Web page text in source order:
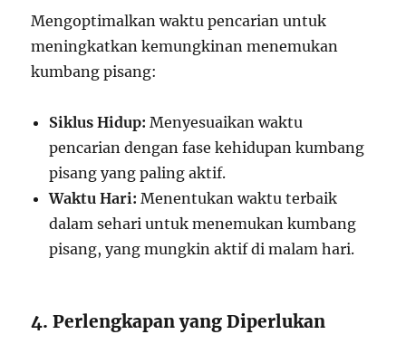
Mengoptimalkan waktu pencarian untuk
meningkatkan kemungkinan menemukan
kumbang pisang:
Siklus Hidup: Menyesuaikan waktu
pencarian dengan fase kehidupan kumbang
pisang yang paling aktif.
Waktu Hari: Menentukan waktu terbaik
dalam sehari untuk menemukan kumbang
pisang, yang mungkin aktif di malam hari.
4. Perlengkapan yang Diperlukan